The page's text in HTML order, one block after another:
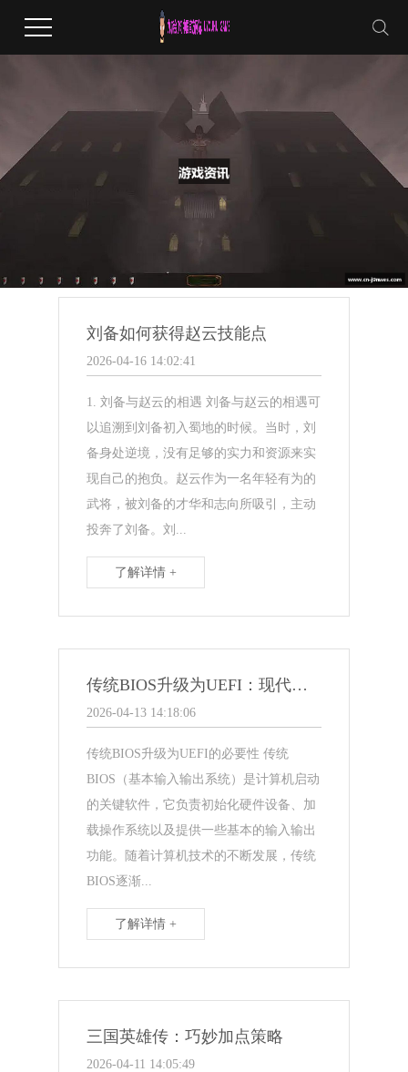
刘备如何获得赵云技能点
2026-04-16 14:02:41
1. 刘备与赵云的相遇 刘备与赵云的相遇可
以追溯到刘备初入蜀地的时候。当时，刘
备身处逆境，没有足够的实力和资源来实
现自己的抱负。赵云作为一名年轻有为的
武将，被刘备的才华和志向所吸引，主动
投奔了刘备。刘...
了解详情 +
传统BIOS升级为UEFI：现代化引擎揭开新篇章
2026-04-13 14:18:06
传统BIOS升级为UEFI的必要性 传统
BIOS（基本输入输出系统）是计算机启动
的关键软件，它负责初始化硬件设备、加
载操作系统以及提供一些基本的输入输出
功能。随着计算机技术的不断发展，传统
BIOS逐渐...
了解详情 +
三国英雄传：巧妙加点策略
2026-04-11 14:05:49